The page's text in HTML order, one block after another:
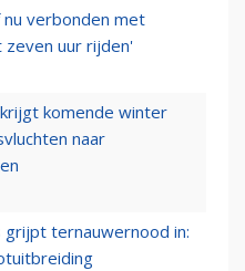
nu verbonden met
zeven uur rijden'
komende winter
naar
grijpt ternauwernood in: